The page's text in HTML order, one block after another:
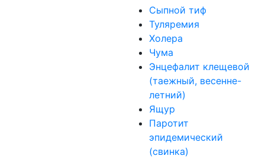
Сыпной тиф
Туляремия
Холера
Чума
Энцефалит клещевой
(таежный, весенне-
летний)
Ящур
Паротит
эпидемический
(свинка)